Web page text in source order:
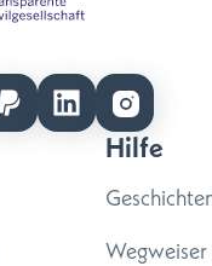
Hilfe
Wegweiser